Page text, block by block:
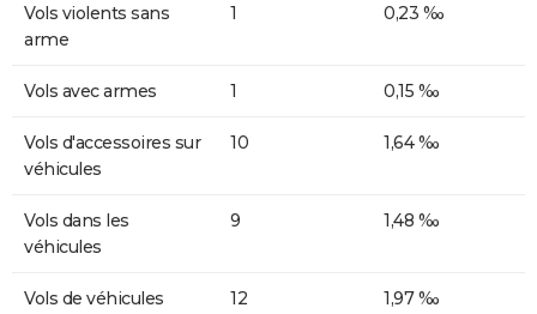
Vols violents sans
arme
1 0,23 ‰
Vols avec armes 1 0,15 ‰
Vols d'accessoires sur
véhicules
10 1,64 ‰
Vols dans les
véhicules
9 1,48 ‰
Vols de véhicules 12 1,97 ‰